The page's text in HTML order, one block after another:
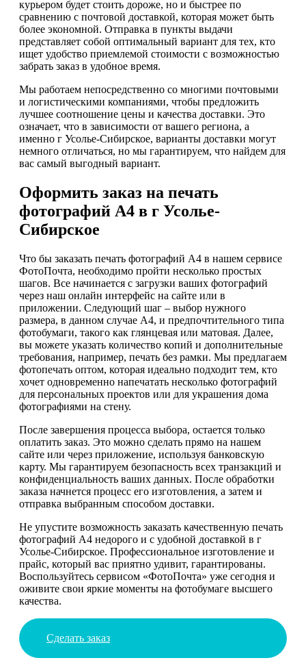
курьером будет стоить дороже, но и быстрее по
сравнению с почтовой доставкой, которая может быть
более экономной. Отправка в пункты выдачи
представляет собой оптимальный вариант для тех, кто
ищет удобство приемлемой стоимости с возможностью
забрать заказ в удобное время.
Мы работаем непосредственно со многими почтовыми
и логистическими компаниями, чтобы предложить
лучшее соотношение цены и качества доставки. Это
означает, что в зависимости от вашего региона, а
именно г Усолье-Сибирское, варианты доставки могут
немного отличаться, но мы гарантируем, что найдем для
вас самый выгодный вариант.
Оформить заказ на печать
фотографий А4 в г Усолье-
Сибирское
Что бы заказать печать фотографий А4 в нашем сервисе
ФотоПочта, необходимо пройти несколько простых
шагов. Все начинается с загрузки ваших фотографий
через наш онлайн интерфейс на сайте или в
приложении. Следующий шаг – выбор нужного
размера, в данном случае А4, и предпочтительного типа
фотобумаги, такого как глянцевая или матовая. Далее,
вы можете указать количество копий и дополнительные
требования, например, печать без рамки. Мы предлагаем
фотопечать оптом, которая идеально подходит тем, кто
хочет одновременно напечатать несколько фотографий
для персональных проектов или для украшения дома
фотографиями на стену.
После завершения процесса выбора, остается только
оплатить заказ. Это можно сделать прямо на нашем
сайте или через приложение, используя банковскую
карту. Мы гарантируем безопасность всех транзакций и
конфиденциальность ваших данных. После обработки
заказа начнется процесс его изготовления, а затем и
отправка выбранным способом доставки.
Не упустите возможность заказать качественную печать
фотографий А4 недорого и с удобной доставкой в г
Усолье-Сибирское. Профессиональное изготовление и
прайс, который вас приятно удивит, гарантированы.
Воспользуйтесь сервисом «ФотоПочта» уже сегодня и
оживите свои яркие моменты на фотобумаге высшего
качества.
Сделать заказ